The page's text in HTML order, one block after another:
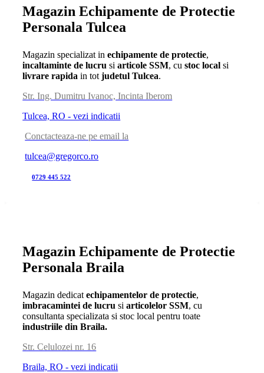
Magazin Echipamente de Protectie
Personala Tulcea
Magazin specializat inechipamente de protectie,
incaltaminte de lucru siarticole SSM, cu stoc local si
livrare rapida in totjudetul Tulcea.
Str. Ing. Dumitru Ivanoc, Incinta Iberom
Tulcea, RO - vezi indicatii
Conctacteaza-ne pe email la
tulcea@gregorco.ro
0729 445 522
Magazin Echipamente de Protectie
Personala Braila
Magazin dedicatechipamentelor de protectie,
imbracamintei de lucru siarticolelor SSM, cu
consultanta specializata si stoc local pentru toate
industriile din Braila.
Str. Celulozei nr. 16
Braila, RO - vezi indicatii